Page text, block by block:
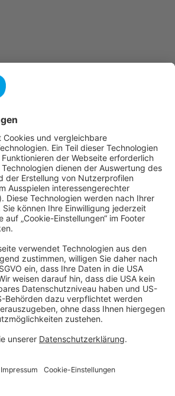
Dr. h. c. Josef Beutelmann
Versicherungsverein auf
DE 121102508
AG
(Vorsitzende)
Prof. Dr. Werner Görg
Aktiengesellschaft
Köln HRB 56769
DE 207591682